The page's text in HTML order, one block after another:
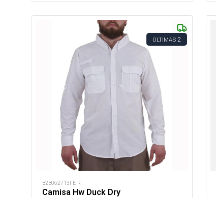
ÚLTIMAS 2
B2B062713FE-R
Camisa Hw Duck Dry